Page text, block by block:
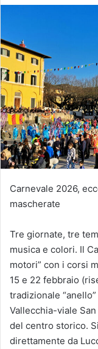
Carnevale 2026,
mascherate
Tre giornate, tre
musica e colori. Il
motori” con i corsi
15 e 22 febbraio
tradizionale
Vallecchia-viale
del centro storico.
direttamente da